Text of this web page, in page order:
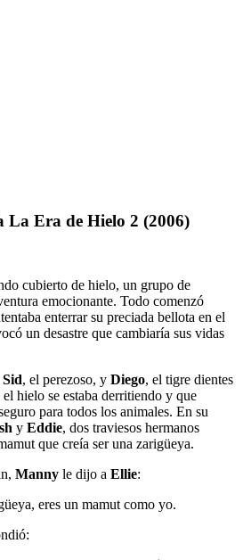
La Era de Hielo 2 (2006)
cubierto de hielo, un grupo de
emocionante. Todo comenzó
enterrar su preciada bellota en el
un desastre que cambiaría sus vidas
Sid, el perezoso, y Diego, el tigre dientes
hielo se estaba derritiendo y que
para todos los animales. En su
y Eddie, dos traviesos hermanos
que creía ser una zarigüeya.
Manny le dijo a Ellie:
eres un mamut como yo.